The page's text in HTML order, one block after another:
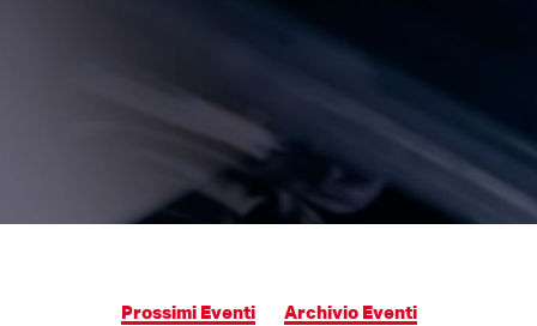
Prossimi Eventi Archivio Eventi